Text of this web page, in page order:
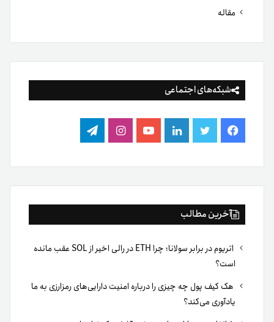
مقاله
شبکه‌های اجتماعی
فیس
بوک
توییتر لینکدینیوتیوباینستاگرام
تلگرام
آخرین مطالب
اتریوم در برابر سولانا؛ چرا ETH در رالی اخیر از SOL عقب مانده
است؟
هک کیف پول چه چیزی را درباره امنیت دارایی‌های رمزارزی به ما
یادآوری می‌کند؟